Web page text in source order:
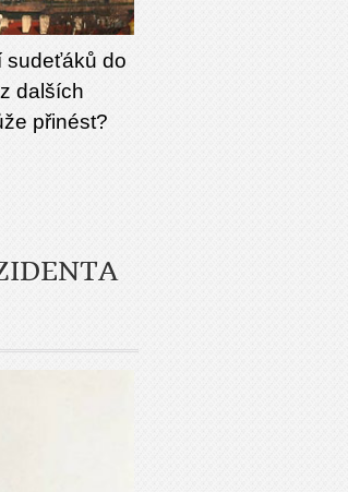
sudeťáků do
dalších
přinést?